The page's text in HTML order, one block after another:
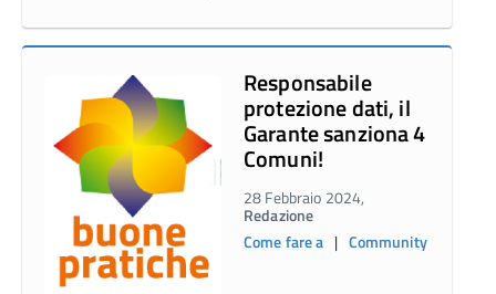
Responsabile
protezione dati, il
Garante sanziona 4
Comuni!
28 Febbraio 2024,
Redazione
Come fare a | Community